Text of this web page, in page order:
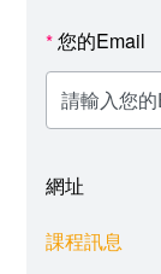
*您的Email
網址
課程訊息